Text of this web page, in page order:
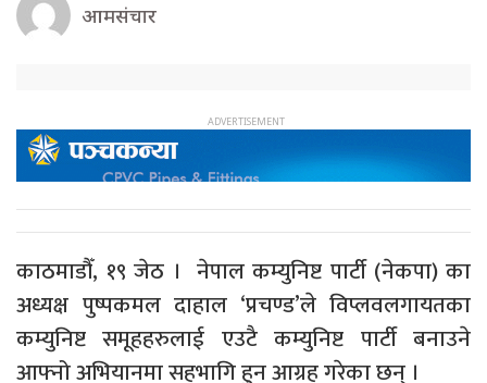
आमसंचार
काठमाडौँ, १९ जेठ । नेपाल कम्युनिष्ट पार्टी (नेकपा) का
अध्यक्ष पुष्पकमल दाहाल ‘प्रचण्ड’ले विप्लवलगायतका
कम्युनिष्ट समूहहरुलाई एउटै कम्युनिष्ट पार्टी बनाउने
आफ्नो अभियानमा सहभागि हुन आग्रह गरेका छन् ।